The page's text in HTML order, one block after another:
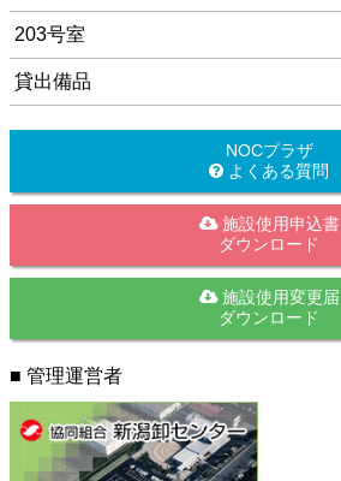
203号室
貸出備品
NOCプラザ
よくある質問
施設使用申込書
ダウンロード
施設使用変更届
ダウンロード
■ 管理運営者